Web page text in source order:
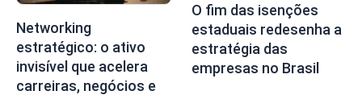
Networking
estratégico: o ativo
invisível que acelera
carreiras, negócios e
O fim das isenções
estaduais redesenha a
estratégia das
empresas no Brasil